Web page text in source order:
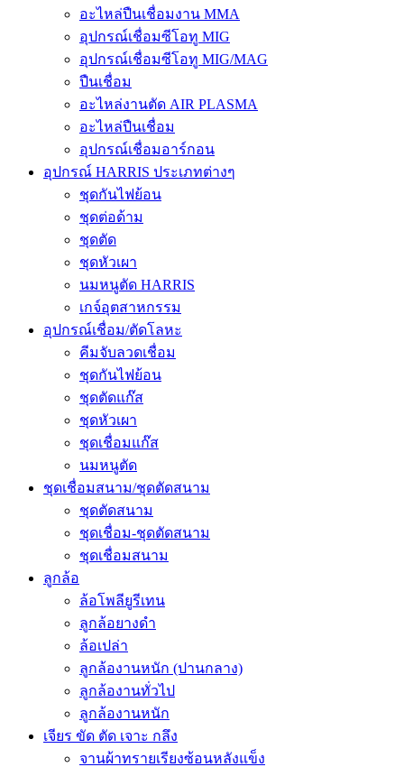
อะไหล่ปืนเชื่อมงาน MMA
อุปกรณ์เชื่อมซีโอทู MIG
อุปกรณ์เชื่อมซีโอทู MIG/MAG
ปืนเชื่อม
อะไหล่งานตัด AIR PLASMA
อะไหล่ปืนเชื่อม
อุปกรณ์เชื่อมอาร์กอน
อุปกรณ์ HARRIS ประเภทต่างๆ
ชุดกันไฟย้อน
ชุดต่อด้าม
ชุดตัด
ชุดหัวเผา
นมหนูตัด HARRIS
เกจ์อุตสาหกรรม
อุปกรณ์เชื่อม/ตัดโลหะ
คีมจับลวดเชื่อม
ชุดกันไฟย้อน
ชุดตัดแก๊ส
ชุดหัวเผา
ชุดเชื่อมแก๊ส
นมหนูตัด
ชุดเชื่อมสนาม/ชุดตัดสนาม
ชุดตัดสนาม
ชุดเชื่อม-ชุดตัดสนาม
ชุดเชื่อมสนาม
ลูกล้อ
ล้อโพลียูรีเทน
ลูกล้อยางดำ
ล้อเปล่า
ลูกล้องานหนัก (ปานกลาง)
ลูกล้องานทั่วไป
ลูกล้องานหนัก
เจียร ขัด ตัด เจาะ กลึง
จานผ้าทรายเรียงซ้อนหลังแข็ง